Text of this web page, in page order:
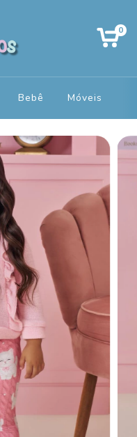
0
Bebê Móveis